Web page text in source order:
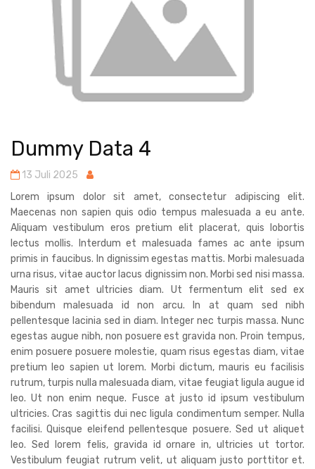
Dummy Data 4
13 Juli 2025
Lorem ipsum dolor sit amet, consectetur adipiscing elit.
Maecenas non sapien quis odio tempus malesuada a eu ante.
Aliquam vestibulum eros pretium elit placerat, quis lobortis
lectus mollis. Interdum et malesuada fames ac ante ipsum
primis in faucibus. In dignissim egestas mattis. Morbi malesuada
urna risus, vitae auctor lacus dignissim non. Morbi sed nisi massa.
Mauris sit amet ultricies diam. Ut fermentum elit sed ex
bibendum malesuada id non arcu. In at quam sed nibh
pellentesque lacinia sed in diam. Integer nec turpis massa. Nunc
egestas augue nibh, non posuere est gravida non. Proin tempus,
enim posuere posuere molestie, quam risus egestas diam, vitae
pretium leo sapien ut lorem. Morbi dictum, mauris eu facilisis
rutrum, turpis nulla malesuada diam, vitae feugiat ligula augue id
leo. Ut non enim neque. Fusce at justo id ipsum vestibulum
ultricies. Cras sagittis dui nec ligula condimentum semper. Nulla
facilisi. Quisque eleifend pellentesque posuere. Sed ut aliquet
leo. Sed lorem felis, gravida id ornare in, ultricies ut tortor.
Vestibulum feugiat rutrum velit, ut aliquam justo porttitor et.